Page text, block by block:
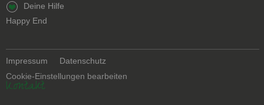
Navigation
überspringen
Deine Hilfe
Happy End
Navigation
überspringen
Impressum
Datenschutz
Cookie-Einstellungen bearbeiten
Kontakt